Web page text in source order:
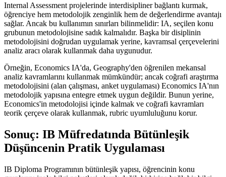
Internal Assessment projelerinde interdisipliner bağlantı kurmak,
öğrenciye hem metodolojik zenginlik hem de değerlendirme avantajı
sağlar. Ancak bu kullanımın sınırları bilinmelidir: IA, seçilen konu
grubunun metodolojisine sadık kalmalıdır. Başka bir disiplinin
metodolojisini doğrudan uygulamak yerine, kavramsal çerçevelerini
analiz aracı olarak kullanmak daha uygunudur.
Örneğin, Economics IA'da, Geography'den öğrenilen mekansal
analiz kavramlarını kullanmak mümkündür; ancak coğrafi araştırma
metodolojisini (alan çalışması, anket uygulaması) Economics IA'nın
metodolojik yapısına entegre etmek uygun değildir. Bunun yerine,
Economics'in metodolojisi içinde kalmak ve coğrafi kavramları
teorik çerçeve olarak kullanmak, rubric uyumluluğunu korur.
Sonuç: IB Müfredatında Bütünleşik
Düşüncenin Pratik Uygulaması
IB Diploma Programının bütünleşik yapısı, öğrencinin konu